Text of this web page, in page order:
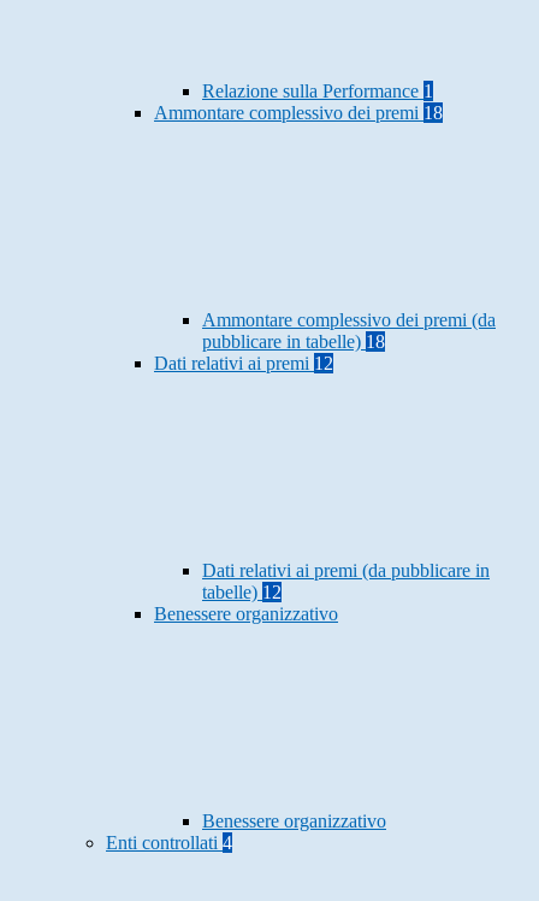
Relazione sulla Performance 1
Ammontare complessivo dei premi 18
Ammontare complessivo dei premi (da
pubblicare in tabelle) 18
Dati relativi ai premi 12
Dati relativi ai premi (da pubblicare in
tabelle) 12
Benessere organizzativo
Benessere organizzativo
Enti controllati 4